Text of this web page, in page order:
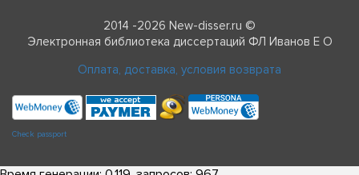
2014 -2026 New-disser.ru ©
Электронная библиотека диссертаций ФЛ Иванов Е О
Оплата, доставка, условия возврата
Check passport